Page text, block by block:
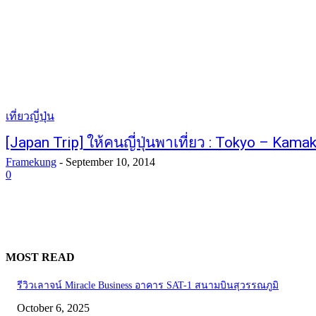
เที่ยวญี่ปุ่น
[Japan Trip] ให้คนญี่ปุ่นพาเที่ยว : Tokyo –
Framekung - September 10, 2014
0
MOST READ
รีวิวเลาจน์ Miracle Business อาคาร SAT-1 สนามบินสุวรรณภูมิ
October 6, 2025